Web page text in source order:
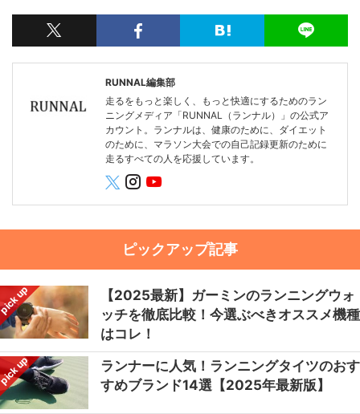
RUNNAL編集部
走るをもっと楽しく、もっと快適にするためのラン
ニングメディア「RUNNAL（ランナル）」の公式ア
カウント。ランナルは、健康のために、ダイエット
のために、マラソン大会での自己記録更新のために
走るすべての人を応援しています。
ピックアップ記事
up
【2025最新】ガーミンのランニングウォ
ッチを徹底比較！今選ぶべきオススメ機種
はコレ！
up
ランナーに人気！ランニングタイツのおす
すめブランド14選【2025年最新版】